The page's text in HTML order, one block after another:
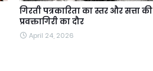
गिरती पत्रकारिता का स्तर और सत्ता की
प्रवक्तागिरी का दौर
April 24, 2026